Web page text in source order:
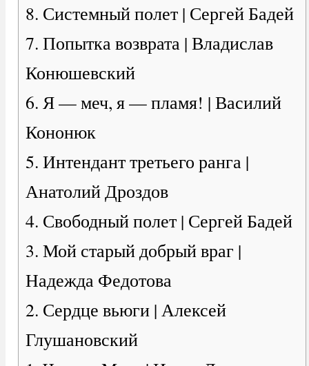
8. Системный полет | Сергей Бадей
7. Попытка возврата | Владислав
Конюшевский
6. Я — меч, я — пламя! | Василий
Кононюк
5. Интендант третьего ранга |
Анатолий Дроздов
4. Свободный полет | Сергей Бадей
3. Мой старый добрый враг |
Надежда Федотова
2. Сердце вьюги | Алексей
Глушановский